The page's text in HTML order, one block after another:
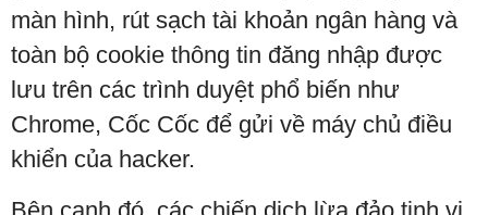
màn hình, rút sạch tài khoản ngân hàng và
toàn bộ cookie thông tin đăng nhập được
lưu trên các trình duyệt phổ biến như
Chrome, Cốc Cốc để gửi về máy chủ điều
khiển của hacker.